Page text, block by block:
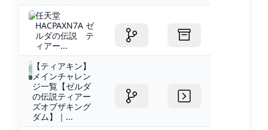
任天堂
HACPAXN7A ゼ
ルダの伝説 テ
ィアー...
【ティアキン】
メインチャレン
ジ一覧【ゼルダ
の伝説ティアー
ズオブザキング
ダム】｜...